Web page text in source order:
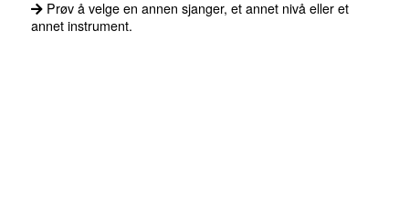
Prøv å velge en annen sjanger, et annet nivå eller et
annet instrument.